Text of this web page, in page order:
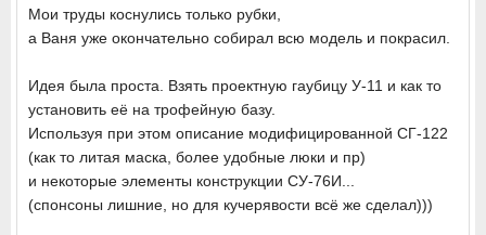
Мои труды коснулись только рубки,
а Ваня уже окончательно собирал всю модель и покрасил.
Идея была проста. Взять проектную гаубицу У-11 и как то
установить её на трофейную базу.
Используя при этом описание модифицированной СГ-122
(как то литая маска, более удобные люки и пр)
и некоторые элементы конструкции СУ-76И...
(спонсоны лишние, но для кучерявости всё же сделал)))